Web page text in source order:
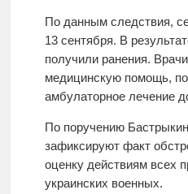
По данным следствия,
13 сентября. В
получили ранения.
медицинскую помощь,
амбулаторное лечение
По поручению
зафиксируют факт
оценку действиям всех
украинских военных.